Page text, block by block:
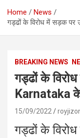
Home
News
गड्ढों के विरोध में सड़क
BREAKING NEWS
गड्ढों के
Karnataka
15/09/2022
गड्ढों के